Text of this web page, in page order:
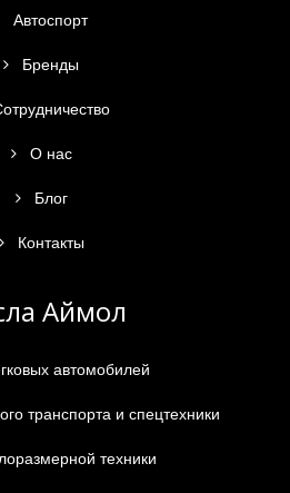
Автоспорт
Бренды
О нас
Блог
Контакты
Аймол
автомобилей
транспорта и спецтехники
техники